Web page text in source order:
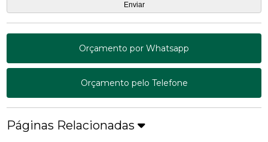
Orçamento por Whatsapp
Orçamento pelo Telefone
Páginas Relacionadas